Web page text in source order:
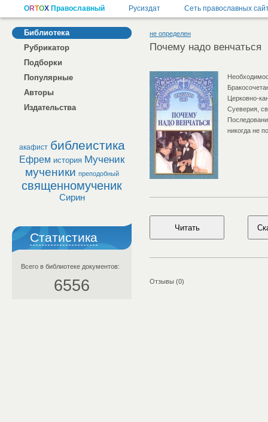
Библиотека
Рубрикатор
Подборки
Популярные
Авторы
Издательства
акафист библеистика
Ефрем история Мученик
мученики преподобный
священномученик
Сирин
Статистика
Всего в библиотеке документов:
6556
не определен
Почему надо венчаться
Церковно-
Суеверия,
никогда не
Отзывы (0)